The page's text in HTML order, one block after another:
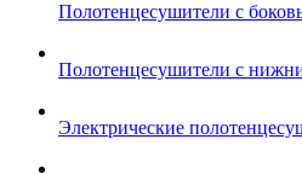
Полотенцесушители с
Полотенцесушители с
Электрические